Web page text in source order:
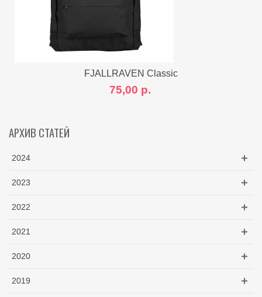
FJALLRAVEN Classic
75,00 р.
АРХИВ СТАТЕЙ
2024
2023
2022
2021
2020
2019